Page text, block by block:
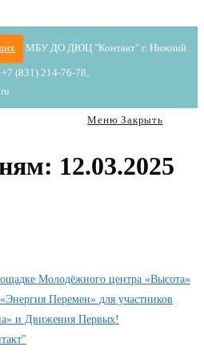
МБУ ДО ДЮЦ "Контакт" г. Нижний
(831) 214-76-78,
Меню Закрыть
12.03.2025